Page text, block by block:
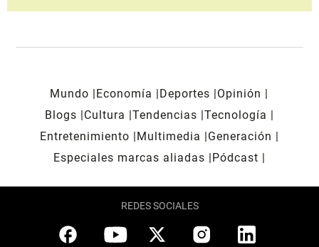
Mundo Economía Deportes
Opinión
Blogs
Cultura Tendencias Tecnología
Entretenimiento
Multimedia
Generación
Especiales marcas aliadas
Pódcast
REDES SOCIALES